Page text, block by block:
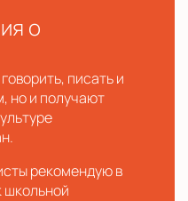
о
писать и
но и получают
рекомендую в
школьной